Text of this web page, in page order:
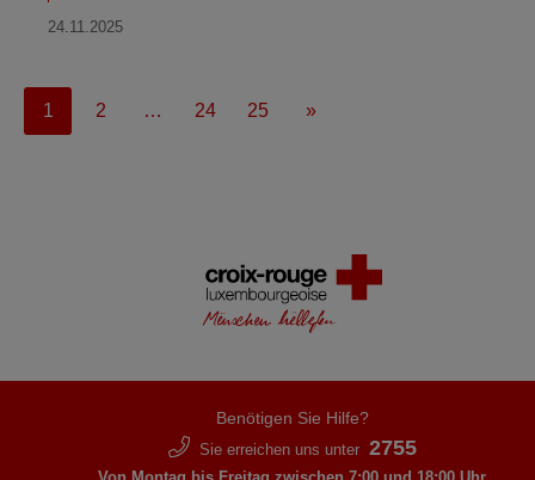
24.11.2025
1 2 … 24 25 »
Benötigen Sie Hilfe?
Sie erreichen uns unter 2755